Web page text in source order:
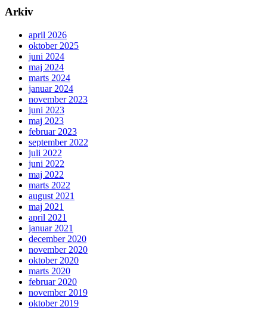
Arkiv
april 2026
oktober 2025
juni 2024
maj 2024
marts 2024
januar 2024
november 2023
juni 2023
maj 2023
februar 2023
september 2022
juli 2022
juni 2022
maj 2022
marts 2022
august 2021
maj 2021
april 2021
januar 2021
december 2020
november 2020
oktober 2020
marts 2020
februar 2020
november 2019
oktober 2019